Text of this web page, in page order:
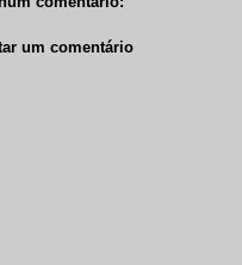
um comentário